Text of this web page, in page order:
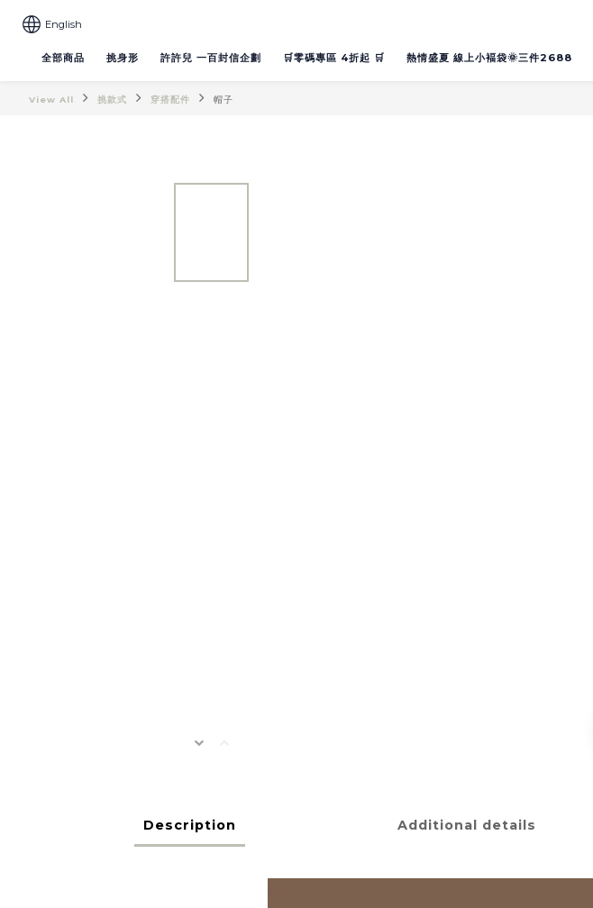
English
全部商品 挑身形 許許兒 一百封信企劃 🛒零碼專區 4折起 🛒 熱情盛夏 線上小褔袋🌞三件2688
View All 挑款式 穿搭配件 帽子
Description Additional details